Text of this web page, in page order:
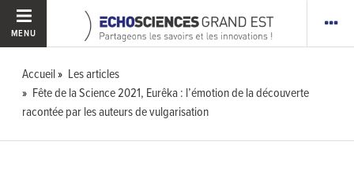
MENU
Accueil
Les articles
Fête de la Science 2021, Eurêka : l’émotion de la découverte
racontée par les auteurs de vulgarisation